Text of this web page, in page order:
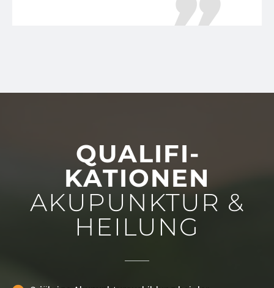
QUALIFI­
KATIONEN
AKUPUNKTUR &
HEILUNG